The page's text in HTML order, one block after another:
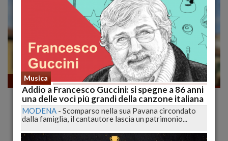
Fumetti
LUCCA COMICS & GAMES 2022 AREA
COSPLAY
Musica
Addio a Francesco Guccini: si spegne a 86 anni
una delle voci più grandi della canzone italiana
MODENA - Scomparso nella sua Pavana circondato
dalla famiglia, il cantautore lascia un patrimonio...